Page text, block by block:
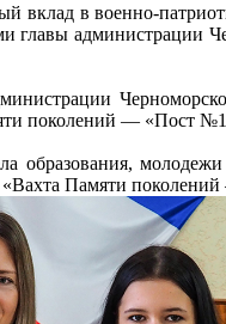
в военно-
главы администрации
поколений — «Пост
образования,
«Вахта Памяти